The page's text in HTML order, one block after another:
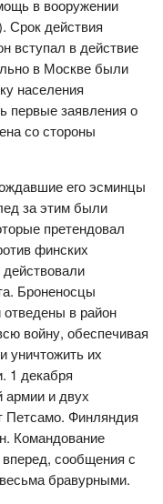
в вооружении
Срок действия
вступал в действие
в Москве были
населения
первые заявления о
со стороны
его эсминцы
за этим были
претендовал
финских
Броненосцы
в район
войну, обеспечивая
уничтожить их
1 декабря
армии и двух
Петсамо. Финляндия
Командование
сообщения с
бравурными.